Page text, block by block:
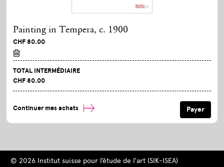
Painting in Tempera, c. 1900
CHF 80.00
TOTAL INTERMÉDIAIRE
CHF 80.00
Continuer mes achats
© 2026 Institut suisse pour l’étude de l’art (SIK-ISEA)